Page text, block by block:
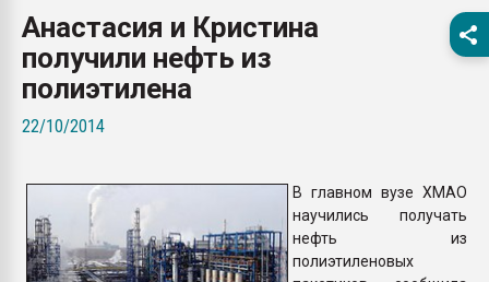
28.07.2026
ПЕРЕЙТИ НА
Анастасия и Кристина
получили нефть из
полиэтилена
22/10/2014
В главном вузе ХМАО
научились получать
нефть из
полиэтиленовых